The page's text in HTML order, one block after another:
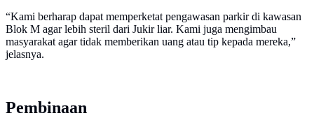
“Kami berharap dapat memperketat pengawasan parkir di kawasan
Blok M agar lebih steril dari Jukir liar. Kami juga mengimbau
masyarakat agar tidak memberikan uang atau tip kepada mereka,”
jelasnya.
Pembinaan